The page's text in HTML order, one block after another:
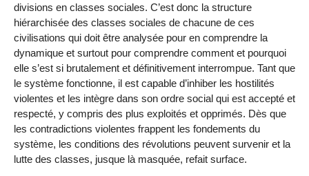
divisions en classes sociales. C’est donc la structure
hiérarchisée des classes sociales de chacune de ces
civilisations qui doit être analysée pour en comprendre la
dynamique et surtout pour comprendre comment et pourquoi
elle s’est si brutalement et définitivement interrompue. Tant que
le système fonctionne, il est capable d’inhiber les hostilités
violentes et les intègre dans son ordre social qui est accepté et
respecté, y compris des plus exploités et opprimés. Dès que
les contradictions violentes frappent les fondements du
système, les conditions des révolutions peuvent survenir et la
lutte des classes, jusque là masquée, refait surface.